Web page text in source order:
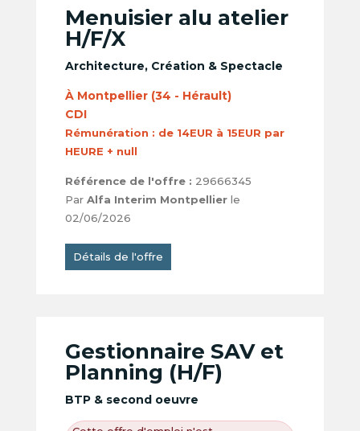
Menuisier alu atelier
H/F/X
Architecture, Création & Spectacle
À Montpellier (34 - Hérault)
CDI
Rémunération : de 14EUR à 15EUR par
HEURE + null
Référence de l'offre : 29666345
Par Alfa Interim Montpellierle
02/06/2026
Détails de l'offre
Gestionnaire SAV et
Planning (H/F)
BTP & second oeuvre